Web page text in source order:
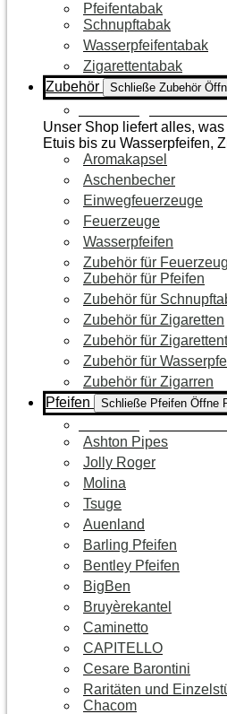
Pfeifentabak
Schnupftabak
Wasserpfeifentabak
Zigarettentabak
Zubehör
Schließe Zubehör
Unser Shop liefert alles,
Etuis bis zu Wasserpfeifen,
Aromakapsel
Aschenbecher
Einwegfeuerzeuge
Feuerzeuge
Wasserpfeifen
Zubehör für
Zubehör für Pfeifen
Zubehör für
Zubehör für Zigaretten
Zubehör für
Zubehör für
Zubehör für Zigarren
Pfeifen
Schließe Pfeifen Öffne
Ashton Pipes
Jolly Roger
Molina
Tsuge
Auenland
Barling Pfeifen
Bentley Pfeifen
BigBen
Bruyèrekantel
Caminetto
CAPITELLO
Cesare Barontini
Raritäten und
Chacom